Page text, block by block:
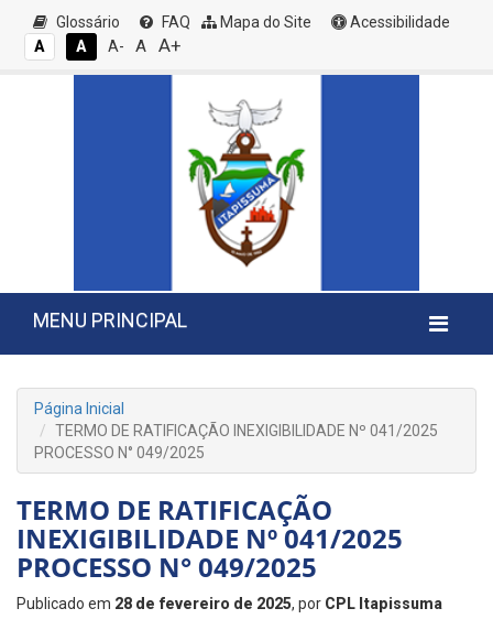
Glossário FAQ Mapa do Site
Acessibilidade
A
A A- A A+
MENU PRINCIPAL
Página Inicial
TERMO DE RATIFICAÇÃO INEXIGIBILIDADE Nº 041/2025
PROCESSO N° 049/2025
TERMO DE RATIFICAÇÃO
INEXIGIBILIDADE Nº 041/2025
PROCESSO N° 049/2025
Publicado em 28 de fevereiro de 2025, por CPL Itapissuma